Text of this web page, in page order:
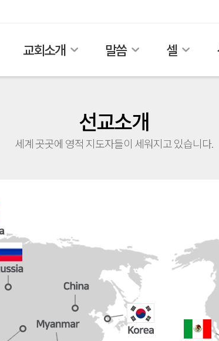
교회소개 말씀 셀
선교소개
세계 곳곳에 영적 지도자들이 세워지고 있습니다.